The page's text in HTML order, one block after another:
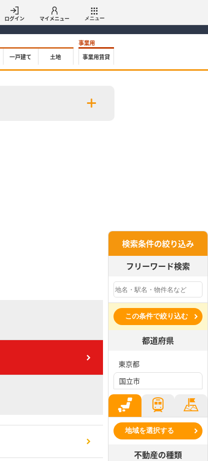
ログイン マイメニュー メニュー
一戸建て 土地
事業用
事業用賃貸
検索条件の絞り込み
フリーワード検索
この条件で絞り込む
都道府県
東京都
国立市
地域を選択する
不動産の種類